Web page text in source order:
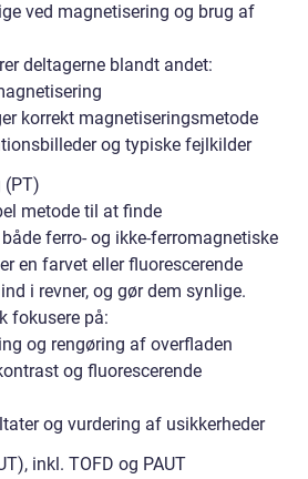
ved magnetisering og brug af
deltagerne blandt andet:
korrekt magnetiseringsmetode
og typiske fejlkilder
(PT)
metode til at finde
ferro- og ikke-ferromagnetiske
en farvet eller fluorescerende
i revner, og gør dem synlige.
fokusere på:
og rengøring af overfladen
og fluorescerende
og vurdering af usikkerheder
inkl. TOFD og PAUT